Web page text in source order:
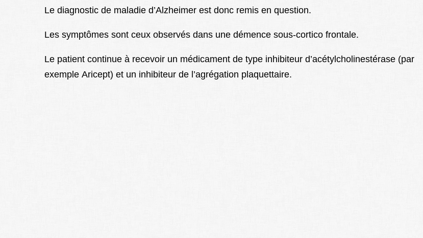
Le diagnostic de maladie d’Alzheimer est donc remis en question.
Les symptômes sont ceux observés dans une démence sous-cortico frontale.
Le patient continue à recevoir un médicament de type inhibiteur d’acétylcholinestérase (par
exemple Aricept) et un inhibiteur de l’agrégation plaquettaire.